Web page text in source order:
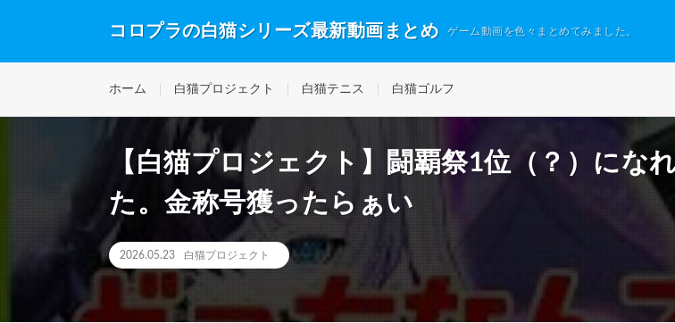
コロプラの白猫シリーズ最新動画まとめ ゲーム動画を色々まとめてみました。
ホーム 白猫プロジェクト 白猫テニス 白猫ゴルフ
【白猫プロジェクト】闘覇祭1位（？）にな
た。金称号獲ったらぁい
2026.05.23 白猫プロジェクト